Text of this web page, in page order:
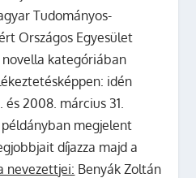
Tudományos-
Országos Egyesület
kategóriában
idén
és 2008. március 31.
megjelent
díjazza majd a
nevezettjei: Benyák Zoltán